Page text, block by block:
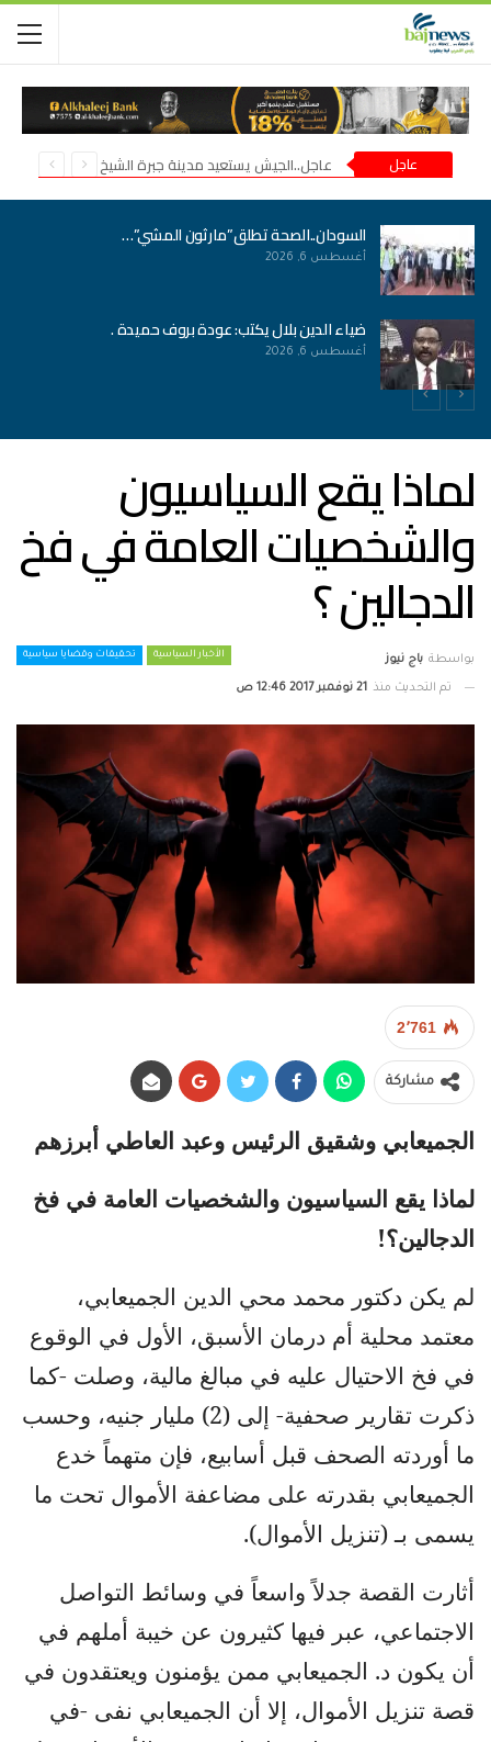
عاجل عاجل..الجيش يستعيد مدينة جبرة الشيخ في شمال كردفان
السودان..الصحة تطلق”مارثون المشي”…
أغسطس 6, 2026
ضياء الدين بلال يكتب: عودة بروف حميدة .
أغسطس 6, 2026
لماذا يقع السياسيون
والشخصيات العامة في فخ
الدجالين ؟
الأخبار السياسية تحقيقات وقضايا سياسية بواسطة باج نيوز
تم التحديث منذ 21 نوفمبر 2017 12:46 ص
2٬761
مشاركة
الجميعابي وشقيق الرئيس وعبد العاطي أبرزهم
لماذا يقع السياسيون والشخصيات العامة في فخ
الدجالين؟!
لم يكن دكتور محمد محي الدين الجميعابي،
معتمد محلية أم درمان الأسبق، الأول في الوقوع
في فخ الاحتيال عليه في مبالغ مالية، وصلت -كما
ذكرت تقارير صحفية- إلى (2) مليار جنيه، وحسب
ما أوردته الصحف قبل أسابيع، فإن متهماً خدع
الجميعابي بقدرته على مضاعفة الأموال تحت ما
يسمى بـ (تنزيل الأموال).
أثارت القصة جدلاً واسعاً في وسائط التواصل
الاجتماعي، عبر فيها كثيرون عن خيبة أملهم في
أن يكون د. الجميعابي ممن يؤمنون ويعتقدون في
قصة تنزيل الأموال، إلا أن الجميعابي نفى -في